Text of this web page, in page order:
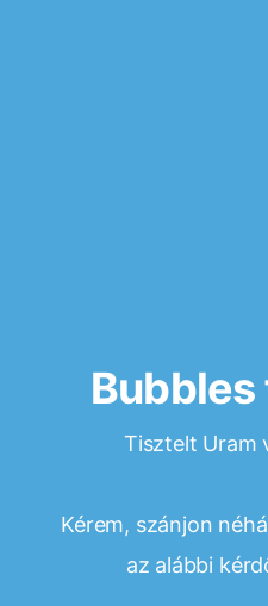
Tisztelt Uram
Kérem, szánjon
az alábbi